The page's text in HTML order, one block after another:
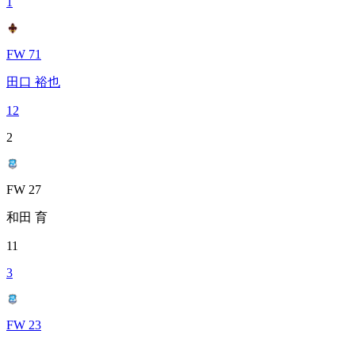
FW 71
田口 裕也
12
2
FW 27
和田 育
11
3
FW 23